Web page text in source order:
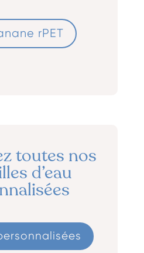
rPET
toutes nos
d’eau